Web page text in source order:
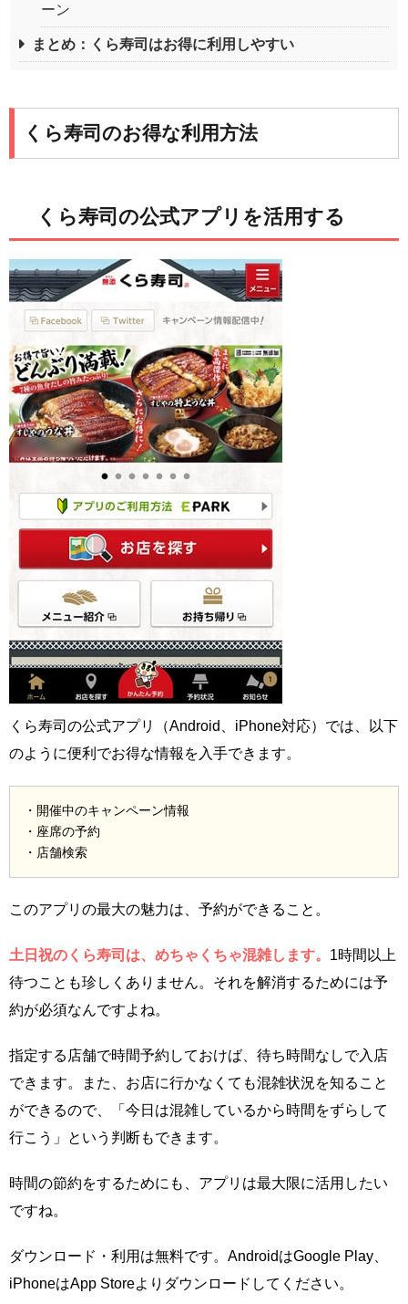
ーン
まとめ：くら寿司はお得に利用しやすい
くら寿司のお得な利用方法
くら寿司の公式アプリを活用する
くら寿司の公式アプリ（Android、iPhone対応）では、以下
のように便利でお得な情報を入手できます。
・開催中のキャンペーン情報
・座席の予約
・店舗検索
このアプリの最大の魅力は、予約ができること。
土日祝のくら寿司は、めちゃくちゃ混雑します。 1時間以上
待つことも珍しくありません。それを解消するためには予
約が必須なんですよね。
指定する店舗で時間予約しておけば、待ち時間なしで入店
できます。また、お店に行かなくても混雑状況を知ること
ができるので、「今日は混雑しているから時間をずらして
行こう」という判断もできます。
時間の節約をするためにも、アプリは最大限に活用したい
ですね。
ダウンロード・利用は無料です。AndroidはGoogle Play、
iPhoneはApp Storeよりダウンロードしてください。